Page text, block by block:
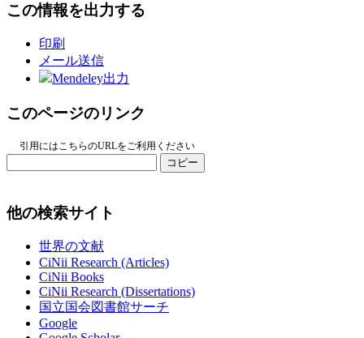
この情報を出力する
印刷
メール送信
Mendeley出力
このページのリンク
引用にはこちらのURLをご利用ください
コピー
他の検索サイト
世界の文献
CiNii Research (Articles)
CiNii Books
CiNii Research (Dissertations)
国立国会図書館サーチ
Google